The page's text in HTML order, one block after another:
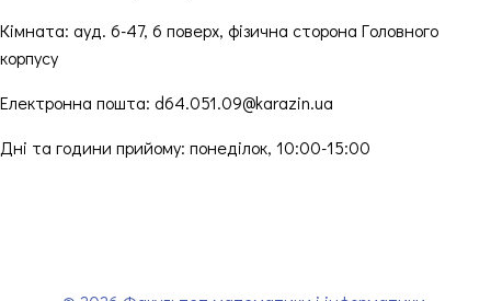
Кімната: ауд. 6-47, 6 поверх, фізична сторона Головного
корпусу
Електронна пошта: d64.051.09@karazin.ua
Дні та години прийому: понеділок, 10:00-15:00